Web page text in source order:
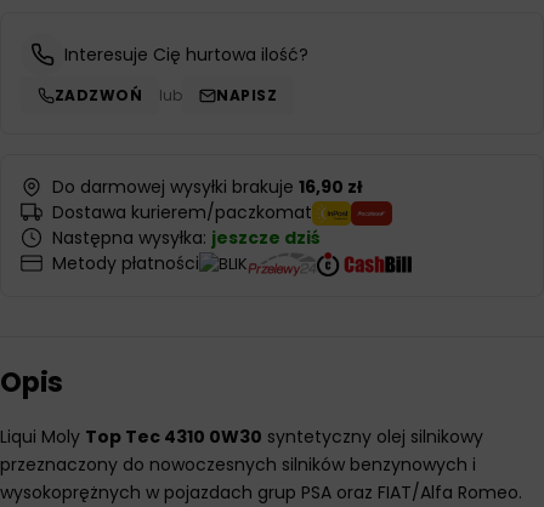
Interesuje Cię hurtowa ilość?
ZADZWOŃ lub NAPISZ
Do darmowej wysyłki brakuje 16,90 zł
Dostawa kurierem/paczkomat
Następna wysyłka: jeszcze dziś
Metody płatności
Opis
Liqui Moly Top Tec 4310 0W30 syntetyczny olej silnikowy
przeznaczony do nowoczesnych silników benzynowych i
wysokoprężnych w pojazdach grup PSA oraz FIAT/Alfa Romeo.